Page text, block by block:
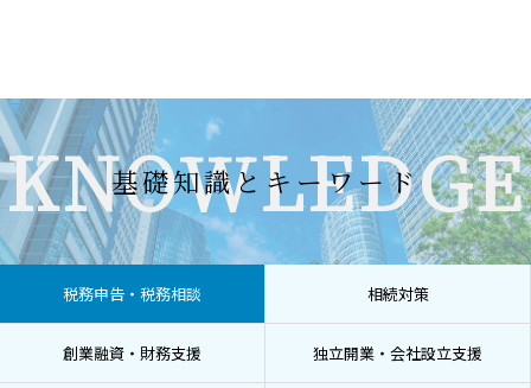
KNOWLEDGE
基礎知識とキーワード
税務申告・税務相談 相続対策
創業融資・財務支援 独立開業・会社設立支援